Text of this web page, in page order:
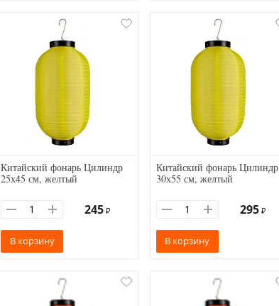
Китайский фонарь Цилиндр
25х45 см, желтый
245 ₽
В корзину
Китайский фонарь Цилиндр
30х55 см, желтый
295 ₽
В корзину